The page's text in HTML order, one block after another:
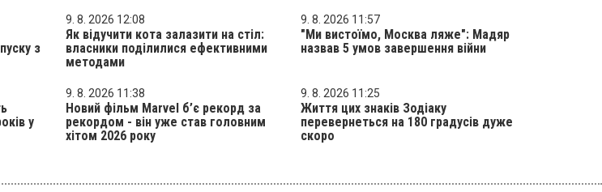
з
9. 8. 2026 12:08
Як відучити кота залазити на стіл:
власники поділилися ефективними
методами
9. 8. 2026 11:57
"Ми вистоїмо, Москва ляже": Мадяр
назвав 5 умов завершення війни
у
9. 8. 2026 11:38
Новий фільм Marvel б’є рекорд за
рекордом - він уже став головним
хітом 2026 року
9. 8. 2026 11:25
Життя цих знаків Зодіаку
перевернеться на 180 градусів дуже
скоро